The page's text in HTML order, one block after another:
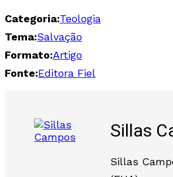
Categoria:Teologia
Tema:Salvação
Formato:Artigo
Fonte:Editora Fiel
Sillas
Sillas